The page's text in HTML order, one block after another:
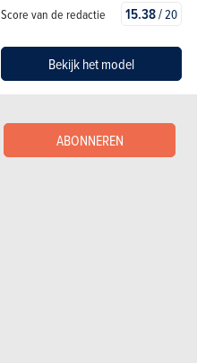
ABONNEREN
Score van de redactie 15.38/20
Bekijk het model